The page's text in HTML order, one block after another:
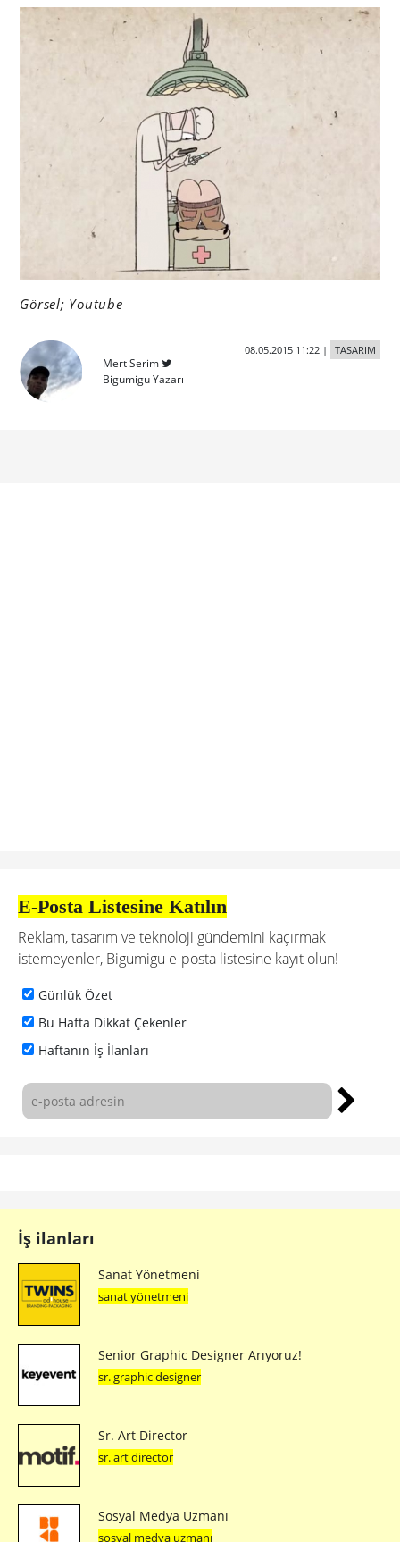
Görsel; Youtube
Mert Serim
Bigumigu Yazarı
08.05.2015 11:22| TASARIM
E-Posta Listesine Katılın
Reklam, tasarım ve teknoloji gündemini kaçırmak
istemeyenler, Bigumigu e-posta listesine kayıt olun!
Günlük Özet
Bu Hafta Dikkat Çekenler
Haftanın İş İlanları
İş ilanları
Sanat Yönetmeni
sanat yönetmeni
Senior Graphic Designer Arıyoruz!
sr. graphic designer
Sr. Art Director
sr. art director
Sosyal Medya Uzmanı
sosyal medya uzmanı